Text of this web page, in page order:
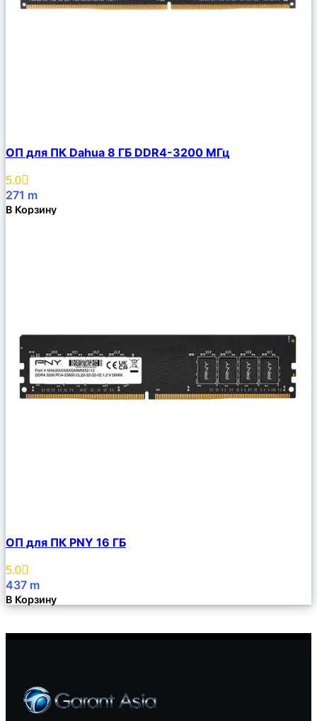
Описание
Избранное
ОП для ПК Dahua 8 ГБ DDR4-3200 МГц
5.0
271 m
В Корзину
Описание
Избранное
ОП для ПК PNY 16 ГБ
5.0
437 m
В Корзину